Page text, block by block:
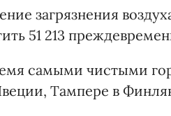
загрязнения
51 213
самыми чистыми
Тампере в